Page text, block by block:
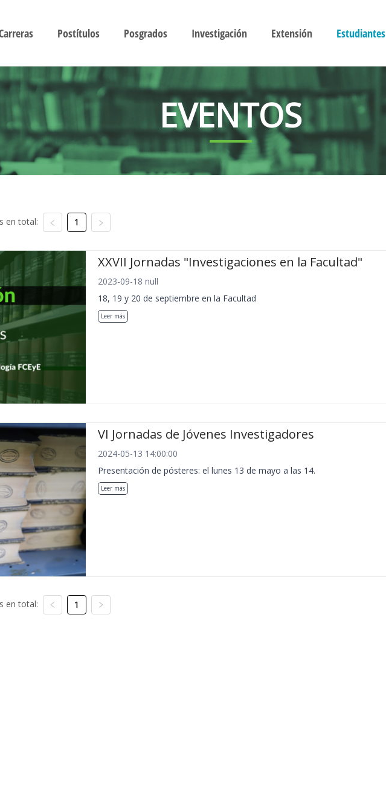
Postítulos Posgrados Investigación Extensión Estudiantes
EVENTOS
en total: 1
XXVII Jornadas "Investigaciones en la Facultad"
2023-09-18 null
18, 19 y 20 de septiembre en la Facultad
Leer más
VI Jornadas de Jóvenes Investigadores
2024-05-13 14:00:00
Presentación de pósteres: el lunes 13 de mayo a las 14.
Leer más
en total: 1